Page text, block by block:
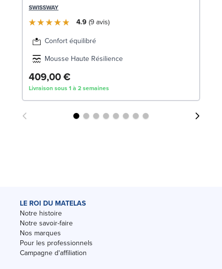
SWISSWAY
4.9 9avis
Confort équilibré
Mousse Haute Résilience
409,00 €
Livraison sous 1 à 2 semaines
LE ROI DU MATELAS
Notre histoire
Notre savoir-faire
Nos marques
Pour les professionnels
Campagne d'affiliation